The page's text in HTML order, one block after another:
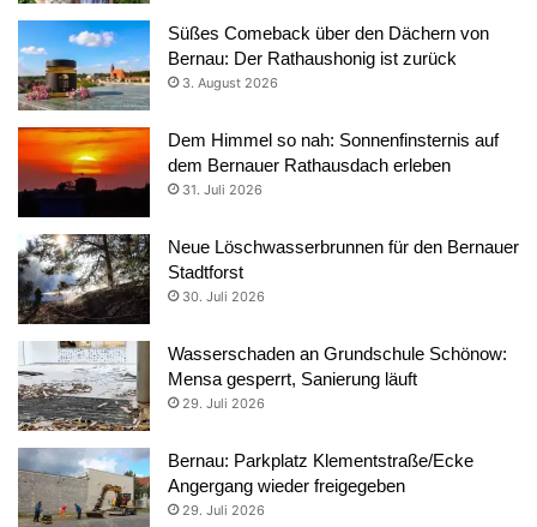
Süßes Comeback über den Dächern von
Bernau: Der Rathaushonig ist zurück
3. August 2026
Dem Himmel so nah: Sonnenfinsternis auf
dem Bernauer Rathausdach erleben
31. Juli 2026
Neue Löschwasserbrunnen für den Bernauer
Stadtforst
30. Juli 2026
Wasserschaden an Grundschule Schönow:
Mensa gesperrt, Sanierung läuft
29. Juli 2026
Bernau: Parkplatz Klementstraße/Ecke
Angergang wieder freigegeben
29. Juli 2026